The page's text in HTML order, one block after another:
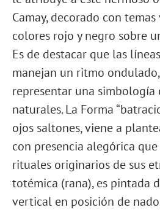
Camay, decorado con
colores rojo y negro sobre
Es de destacar que las
manejan un ritmo
representar una simbología
naturales. La Forma
ojos saltones, viene a
con presencia alegórica
rituales originarios de sus
totémica (rana), es pintada
vertical en posición de